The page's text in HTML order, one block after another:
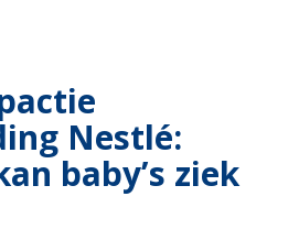
Nestlé:
baby’s ziek